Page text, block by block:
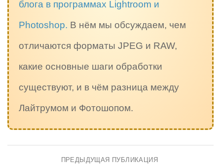
блога в программах Lightroom и
Photoshop. В нём мы обсуждаем, чем
отличаются форматы JPEG и RAW,
какие основные шаги обработки
существуют, и в чём разница между
Лайтрумом и Фотошопом.
ПРЕДЫДУЩАЯ ПУБЛИКАЦИЯ